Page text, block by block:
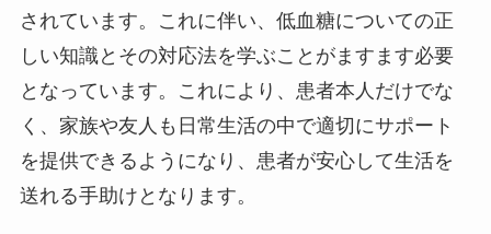
されています。これに伴い、低血糖についての正
しい知識とその対応法を学ぶことがますます必要
となっています。これにより、患者本人だけでな
く、家族や友人も日常生活の中で適切にサポート
を提供できるようになり、患者が安心して生活を
送れる手助けとなります。